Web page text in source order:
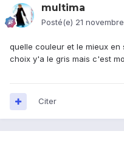
multima
Posté(e) 21
quelle couleur et le mieux
choix y'a le gris mais c'est
Citer